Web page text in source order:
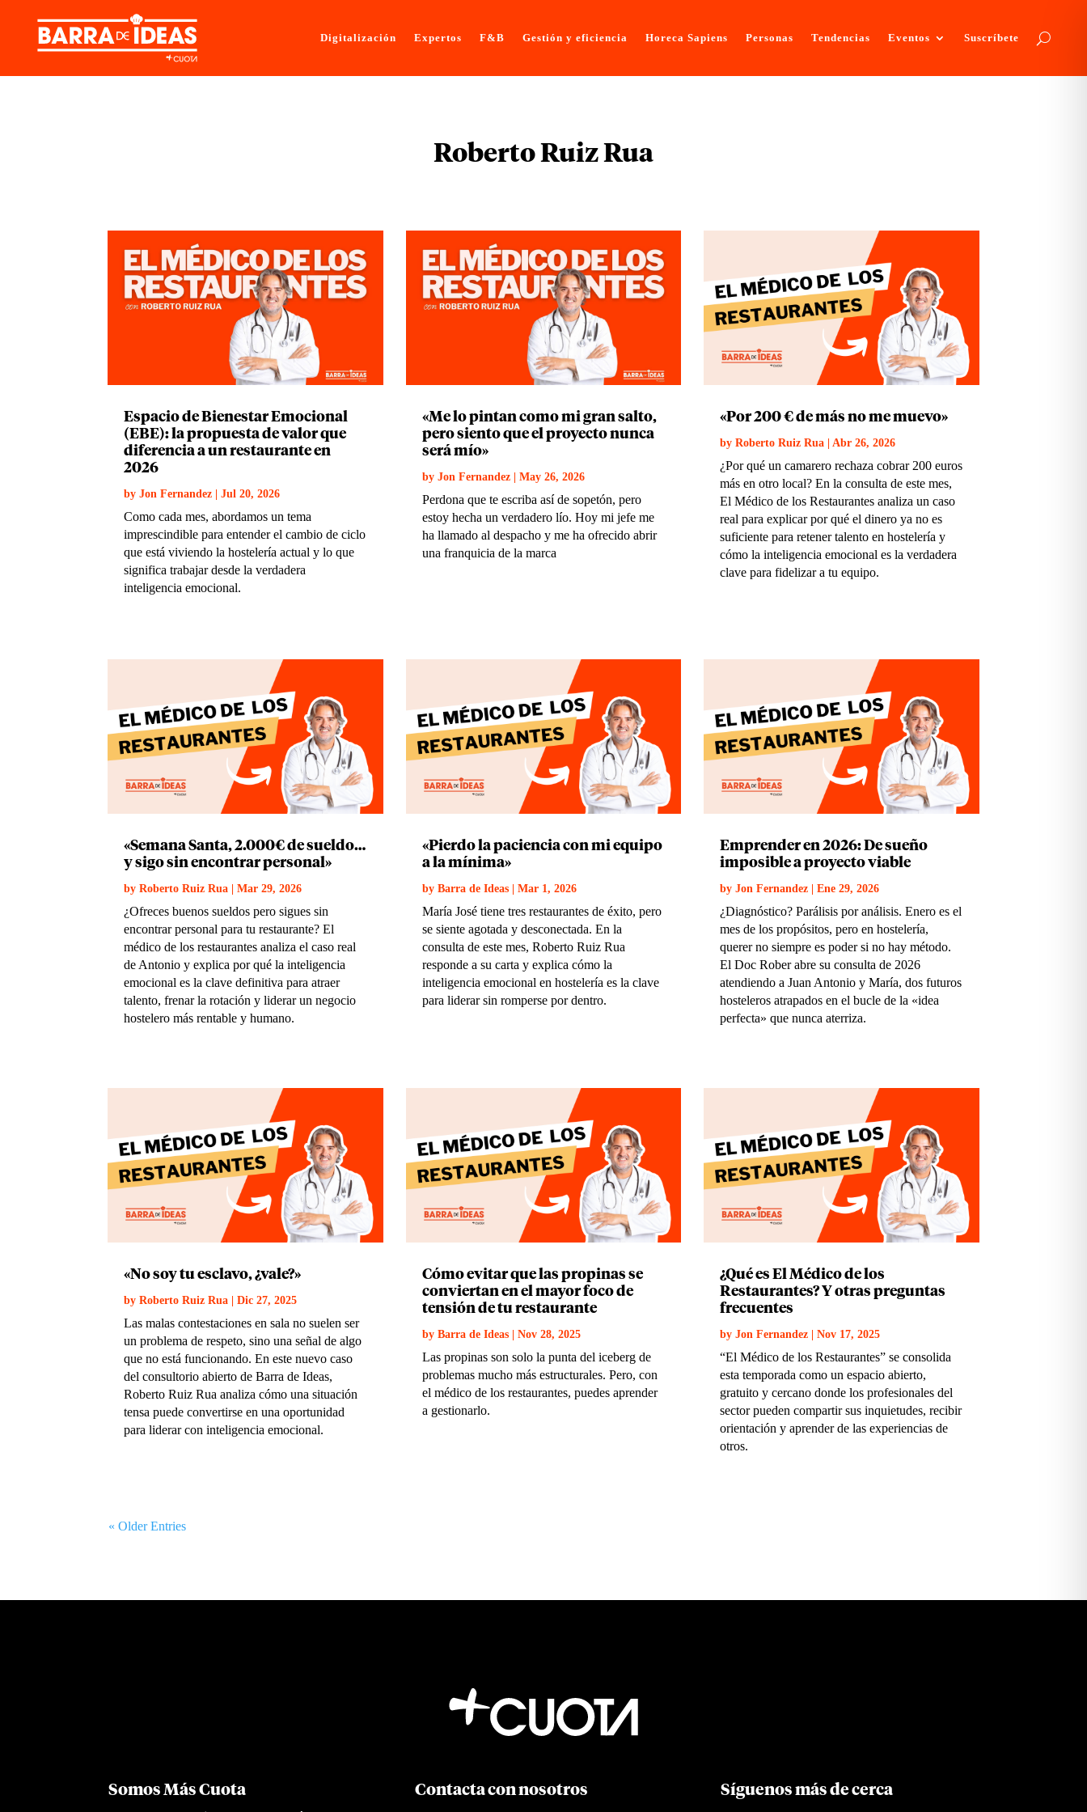
Digitalización Expertos F&B Gestión y eficiencia Horeca Sapiens Personas Tendencias Eventos Suscríbete
Roberto Ruiz Rua
Espacio de Bienestar Emocional
(EBE): la propuesta de valor que
diferencia a un restaurante en
2026
byJon Fernandez |Jul 20, 2026
Como cada mes, abordamos un tema
imprescindible para entender el cambio de ciclo
que está viviendo la hostelería actual y lo que
significa trabajar desde la verdadera
inteligencia emocional.
«Me lo pintan como mi gran salto,
pero siento que el proyecto nunca
será mío»
by Jon Fernandez| May 26, 2026
Perdona que te escriba así de sopetón, pero
estoy hecha un verdadero lío. Hoy mi jefe me
ha llamado al despacho y me ha ofrecido abrir
una franquicia de la marca
«Por 200 € de más no me muevo»
byRoberto Ruiz Rua |Abr 26, 2026
¿Por qué un camarero rechaza cobrar 200 euros
más en otro local? En la consulta de este mes,
El Médico de los Restaurantes analiza un caso
real para explicar por qué el dinero ya no es
suficiente para retener talento en hostelería y
cómo la inteligencia emocional es la verdadera
clave para fidelizar a tu equipo.
«Semana Santa, 2.000€ de sueldo…
y sigo sin encontrar personal»
byRoberto Ruiz Rua |Mar 29, 2026
¿Ofreces buenos sueldos pero sigues sin
encontrar personal para tu restaurante? El
médico de los restaurantes analiza el caso real
de Antonio y explica por qué la inteligencia
emocional es la clave definitiva para atraer
talento, frenar la rotación y liderar un negocio
hostelero más rentable y humano.
«Pierdo la paciencia con mi equipo
a la mínima»
by Barra de Ideas| Mar 1, 2026
María José tiene tres restaurantes de éxito, pero
se siente agotada y desconectada. En la
consulta de este mes, Roberto Ruiz Rua
responde a su carta y explica cómo la
inteligencia emocional en hostelería es la clave
para liderar sin romperse por dentro.
Emprender en 2026: De sueño
imposible a proyecto viable
byJon Fernandez |Ene 29, 2026
¿Diagnóstico? Parálisis por análisis. Enero es el
mes de los propósitos, pero en hostelería,
querer no siempre es poder si no hay método.
El Doc Rober abre su consulta de 2026
atendiendo a Juan Antonio y María, dos futuros
hosteleros atrapados en el bucle de la «idea
perfecta» que nunca aterriza.
«No soy tu esclavo, ¿vale?»
byRoberto Ruiz Rua |Dic 27, 2025
Las malas contestaciones en sala no suelen ser
un problema de respeto, sino una señal de algo
que no está funcionando. En este nuevo caso
del consultorio abierto de Barra de Ideas,
Roberto Ruiz Rua analiza cómo una situación
tensa puede convertirse en una oportunidad
para liderar con inteligencia emocional.
Cómo evitar que las propinas se
conviertan en el mayor foco de
tensión de tu restaurante
by Barra de Ideas| Nov 28, 2025
Las propinas son solo la punta del iceberg de
problemas mucho más estructurales. Pero, con
el médico de los restaurantes, puedes aprender
a gestionarlo.
¿Qué es El Médico de los
Restaurantes? Y otras preguntas
frecuentes
byJon Fernandez |Nov 17, 2025
“El Médico de los Restaurantes” se consolida
esta temporada como un espacio abierto,
gratuito y cercano donde los profesionales del
sector pueden compartir sus inquietudes, recibir
orientación y aprender de las experiencias de
otros.
« Older Entries
Somos Más Cuota Contacta con nosotros Síguenos más de cerca